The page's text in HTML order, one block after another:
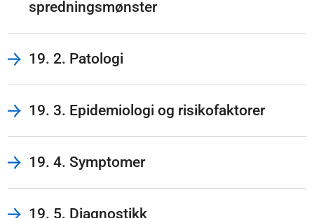
spredningsmønster
19. 2. Patologi
19. 3. Epidemiologi og risikofaktorer
19. 4. Symptomer
19. 5. Diagnostikk